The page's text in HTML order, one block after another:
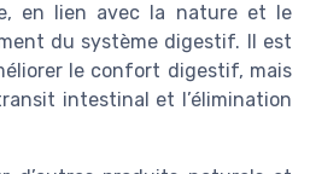
en lien avec la nature et le
du système digestif. Il est
le confort digestif, mais
intestinal et l’élimination